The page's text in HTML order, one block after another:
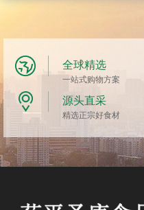
全球精选
一站式购物方案
源头直采
精选正宗好食材